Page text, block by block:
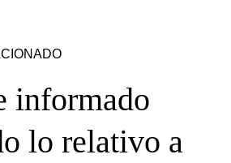
informado
lo relativo a